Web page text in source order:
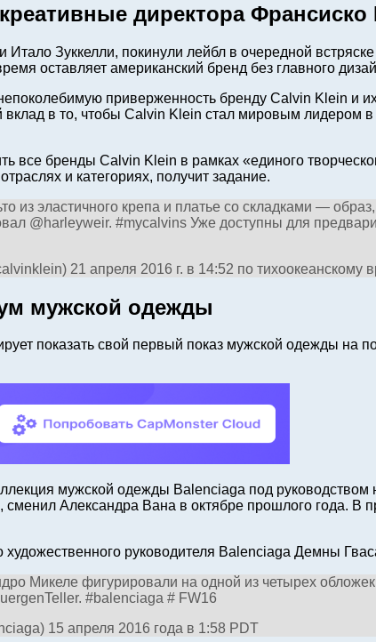
директора Франсиско
Зуккелли, покинули лейбл в очередной
оставляет американский бренд без главного
приверженность бренду Calvin Klein и
в то, чтобы Calvin Klein стал мировым лидером в
все бренды Calvin Klein в рамках «единого
и категориях, получит задание.
из эластичного крепа и платье со складками —
@harleyweir. #mycalvins Уже доступны для
21 апреля 2016 г. в 14:52 по тихоокеанскому
мужской одежды
показать свой первый показ мужской одежды на
мужской одежды Balenciaga под
сменил Александра Вана в октябре прошлого года.
руководителя Balenciaga Демны
Микеле фигурировали на одной из четырех
#balenciaga # FW16
15 апреля 2016 года в 1:58 PDT